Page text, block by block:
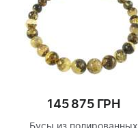
145 875 ГРН